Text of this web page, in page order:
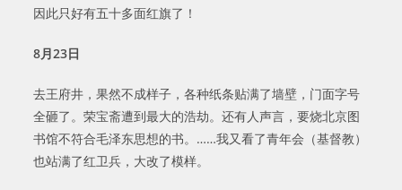
因此只好有五十多面红旗了！
8月23日
去王府井，果然不成样子，各种纸条贴满了墙壁，门面字号
全砸了。荣宝斋遭到最大的浩劫。还有人声言，要烧北京图
书馆不符合毛泽东思想的书。……我又看了青年会（基督教）
也站满了红卫兵，大改了模样。